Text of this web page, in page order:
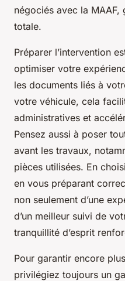
négociés avec la MAAF,
totale.
Préparer l’intervention
optimiser votre
les documents liés à
votre véhicule, cela
administratives et
Pensez aussi à poser
avant les travaux,
pièces utilisées. En
en vous préparant
non seulement d’une
d’un meilleur suivi de
tranquillité d’esprit
Pour garantir encore
privilégiez toujours un